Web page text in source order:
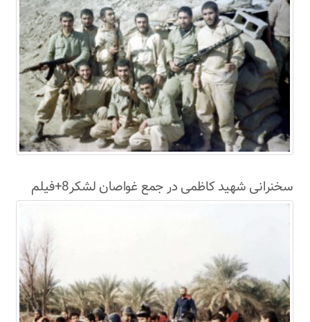
سخنرانی شهید کاظمی در جمع غواصان لشکر8+فیلم